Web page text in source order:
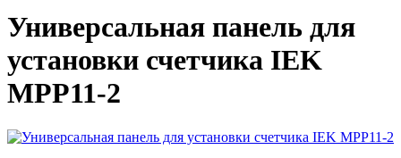
Универсальная панель для
установки счетчика IEK
MPP11-2